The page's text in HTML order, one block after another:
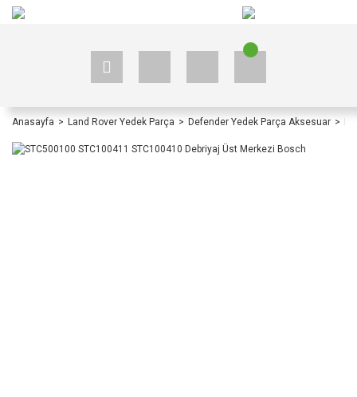
Anasayfa Land Rover Yedek Parça Defender Yedek Parça Aksesuar